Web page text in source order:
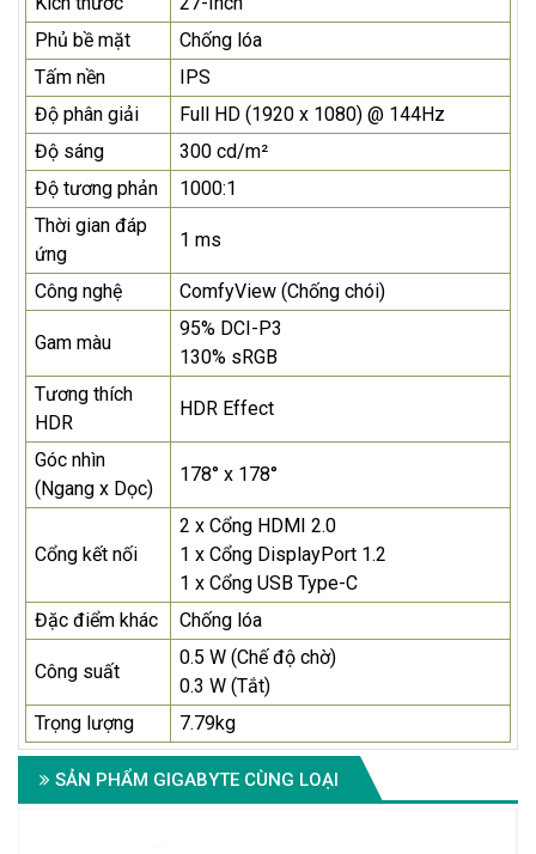
Phủ bề mặt
Chống lóa
Tấm nền
IPS
Độ phân giải
Full HD (1920 x 1080) @ 144Hz
Độ sáng
300 cd/m²
Độ tương phản
1000:1
Thời gian đáp
ứng
1 ms
Công nghệ ComfyView (Chống chói)
Gam màu
95% DCI-P3
130% sRGB
Tương thích
HDR
HDR Effect
Góc nhìn
(Ngang x Dọc)
178° x 178°
Cổng kết nối
2 x Cổng HDMI 2.0
1 x Cổng DisplayPort 1.2
1 x Cổng USB Type-C
Đặc điểm khác
Chống lóa
Công suất
0.5 W (Chế độ chờ)
0.3 W (Tắt)
Trọng lượng
7.79kg
SẢN PHẨM GIGABYTE CÙNG LOẠI